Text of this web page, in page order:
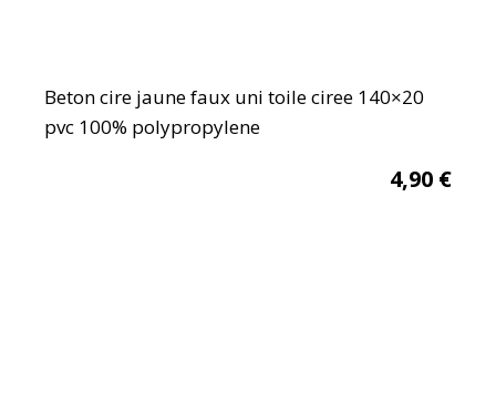
Beton cire jaune faux uni toile ciree 140×20
pvc 100% polypropylene
4,90 €